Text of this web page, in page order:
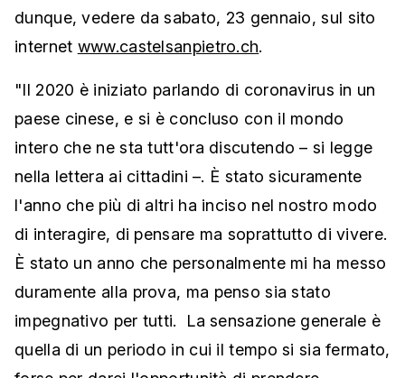
dunque, vedere da sabato, 23 gennaio, sul sito
internet www.castelsanpietro.ch.
"Il 2020 è iniziato parlando di coronavirus in un
paese cinese, e si è concluso con il mondo
intero che ne sta tutt'ora discutendo – si legge
nella lettera ai cittadini –. È stato sicuramente
l'anno che più di altri ha inciso nel nostro modo
di interagire, di pensare ma soprattutto di vivere.
È stato un anno che personalmente mi ha messo
duramente alla prova, ma penso sia stato
impegnativo per tutti. La sensazione generale è
quella di un periodo in cui il tempo si sia fermato,